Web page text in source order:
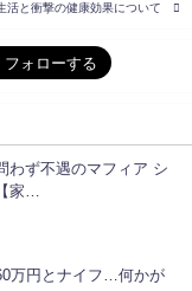
活と衝撃の健康効果について
わず不遇のマフィア シ
家…
万円とナイフ…何かが